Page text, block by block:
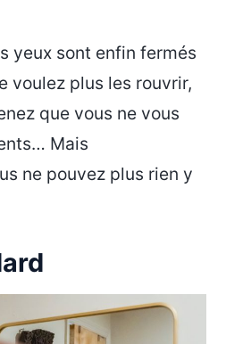
yeux sont enfin fermés
voulez plus les rouvrir,
que vous ne vous
Mais
ne pouvez plus rien y